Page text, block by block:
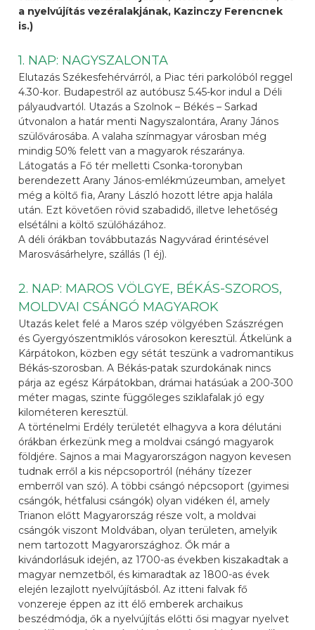
a nyelvújítás vezéralakjának, Kazinczy Ferencnek
is.)
1. NAP: NAGYSZALONTA
Elutazás Székesfehérvárról, a Piac téri parkolóból reggel
4.30-kor. Budapestről az autóbusz 5.45-kor indul a Déli
pályaudvartól. Utazás a Szolnok – Békés – Sarkad
útvonalon a határ menti Nagyszalontára, Arany János
szülővárosába. A valaha színmagyar városban még
mindig 50% felett van a magyarok részaránya.
Látogatás a Fő tér melletti Csonka-toronyban
berendezett Arany János-emlékmúzeumban, amelyet
még a költő fia, Arany László hozott létre apja halála
után. Ezt követően rövid szabadidő, illetve lehetőség
elsétálni a költő szülőházához.
A déli órákban továbbutazás Nagyvárad érintésével
Marosvásárhelyre, szállás (1 éj).
2. NAP: MAROS VÖLGYE, BÉKÁS-SZOROS,
MOLDVAI CSÁNGÓ MAGYAROK
Utazás kelet felé a Maros szép völgyében Szászrégen
és Gyergyószentmiklós városokon keresztül. Átkelünk a
Kárpátokon, közben egy sétát teszünk a vadromantikus
Békás-szorosban. A Békás-patak szurdokának nincs
párja az egész Kárpátokban, drámai hatásúak a 200-300
méter magas, szinte függőleges sziklafalak jó egy
kilométeren keresztül.
A történelmi Erdély területét elhagyva a kora délutáni
órákban érkezünk meg a moldvai csángó magyarok
földjére. Sajnos a mai Magyarországon nagyon kevesen
tudnak erről a kis népcsoportról (néhány tízezer
emberről van szó). A többi csángó népcsoport (gyimesi
csángók, hétfalusi csángók) olyan vidéken él, amely
Trianon előtt Magyarország része volt, a moldvai
csángók viszont Moldvában, olyan területen, amelyik
nem tartozott Magyarországhoz. Ők már a
kivándorlásuk idején, az 1700-as években kiszakadtak a
magyar nemzetből, és kimaradtak az 1800-as évek
elején lezajlott nyelvújításból. Az itteni falvak fő
vonzereje éppen az itt élő emberek archaikus
beszédmódja, ők a nyelvújítás előtti ősi magyar nyelvet